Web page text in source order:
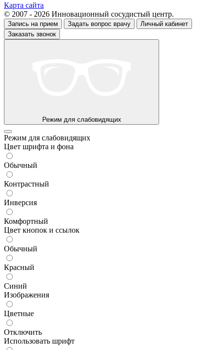
Карта сайта
© 2007 - 2026 Инновационный сосудистый центр.
Запись на прием Задать вопрос врачу
Личный кабинет
Заказать звонок
Режим для слабовидящих
Режим для слабовидящих
Цвет шрифта и фона
Обычный
Контрастный
Инверсия
Комфортный
Цвет кнопок и ссылок
Обычный
Красный
Синий
Изображения
Цветные
Отключить
Использовать шрифт